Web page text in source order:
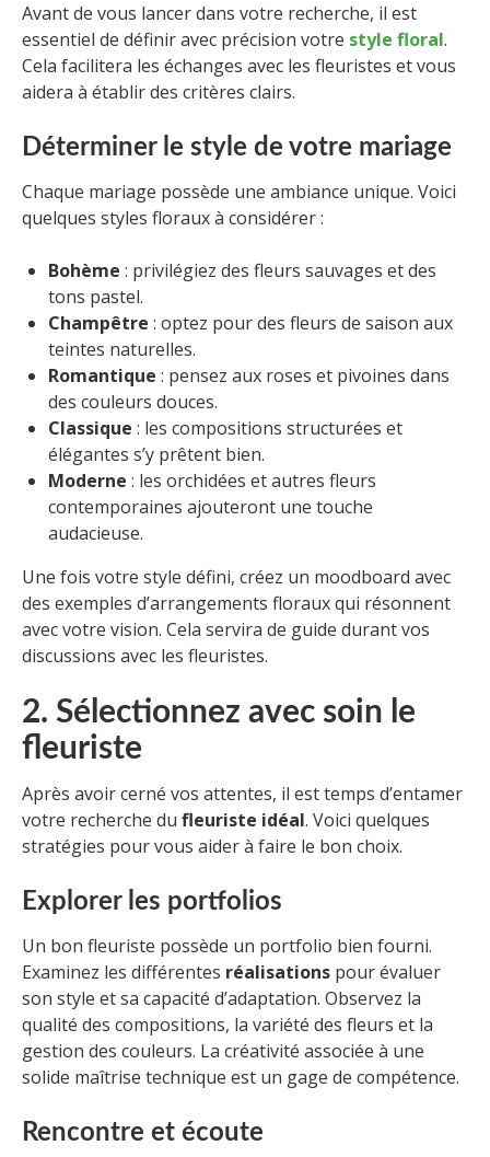
Avant de vous lancer dans votre recherche, il est
essentiel de définir avec précision votre style floral.
Cela facilitera les échanges avec les fleuristes et vous
aidera à établir des critères clairs.
Déterminer le style de votre mariage
Chaque mariage possède une ambiance unique. Voici
quelques styles floraux à considérer :
Bohème : privilégiez des fleurs sauvages et des
tons pastel.
Champêtre : optez pour des fleurs de saison aux
teintes naturelles.
Romantique : pensez aux roses et pivoines dans
des couleurs douces.
Classique : les compositions structurées et
élégantes s’y prêtent bien.
Moderne : les orchidées et autres fleurs
contemporaines ajouteront une touche
audacieuse.
Une fois votre style défini, créez un moodboard avec
des exemples d’arrangements floraux qui résonnent
avec votre vision. Cela servira de guide durant vos
discussions avec les fleuristes.
2. Sélectionnez avec soin le
fleuriste
Après avoir cerné vos attentes, il est temps d’entamer
votre recherche du fleuriste idéal. Voici quelques
stratégies pour vous aider à faire le bon choix.
Explorer les portfolios
Un bon fleuriste possède un portfolio bien fourni.
Examinez les différentes réalisations pour évaluer
son style et sa capacité d’adaptation. Observez la
qualité des compositions, la variété des fleurs et la
gestion des couleurs. La créativité associée à une
solide maîtrise technique est un gage de compétence.
Rencontre et écoute